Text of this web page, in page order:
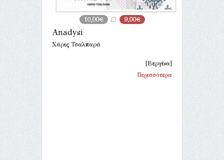
10,00€ 9,00€
Anadysi
Χάρις Τσαλπαρά
[Βεργίνα]
Περισσότερα